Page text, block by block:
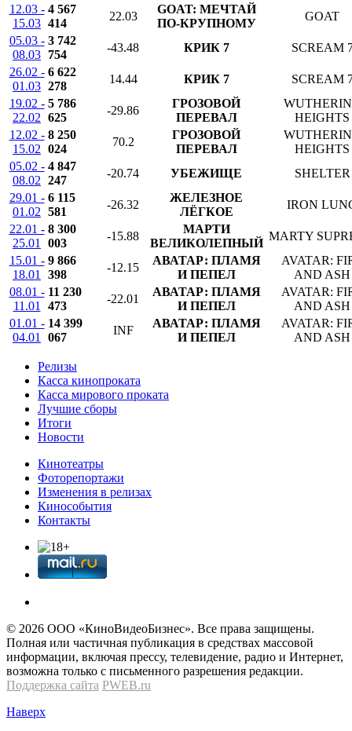
12.03 -
15.03
4 567
414
22.03
GOAT: МЕЧТАЙ
ПО-КРУПНОМУ
GOAT
05.03 -
08.03
3 742
754
-43.48 КРИК 7
SCREAM
26.02 -
01.03
6 622
278
14.44 КРИК 7
SCREAM
19.02 -
22.02
5 786
625
-29.86
ГРОЗОВОЙ
ПЕРЕВАЛ
HEIGHTS
12.02 -
15.02
8 250
024
70.2
ГРОЗОВОЙ
ПЕРЕВАЛ
HEIGHTS
05.02 -
08.02
4 847
247
-20.74 УБЕЖИЩЕ
SHELTER
29.01 -
01.02
6 115
581
-26.32
ЖЕЛЕЗНОЕ
ЛЁГКОЕ
IRON
22.01 -
25.01
8 300
003
-15.88
МАРТИ
ВЕЛИКОЛЕПНЫЙ
MARTY
15.01 -
18.01
9 866
398
-12.15
АВАТАР: ПЛАМЯ
И ПЕПЕЛ
AVATAR:
AND ASH
08.01 -
11.01
11 230
473
-22.01
АВАТАР: ПЛАМЯ
И ПЕПЕЛ
AVATAR:
AND ASH
01.01 -
04.01
14 399
067
INF
АВАТАР: ПЛАМЯ
И ПЕПЕЛ
AVATAR:
AND ASH
Релизы
Касса кинопроката
Касса мирового проката
Лучшие сборы
Итоги
Новости
Кинотеатры
Фоторепортажи
Изменения в релизах
Кинособытия
Контакты
© 2026 OOО «КиноВидеоБизнес». Все права защищены.
Полная или частичная публикация в средствах массовой
информации, включая прессу, телевидение, радио и Интернет,
возможна только с письменного разрешения редакции.
Поддержка сайта PWEB.ru
Наверх